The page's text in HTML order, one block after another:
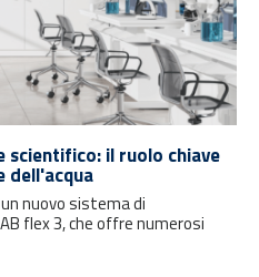
il ruolo chiave
dell'acqua
nuovo sistema di
flex 3, che offre numerosi